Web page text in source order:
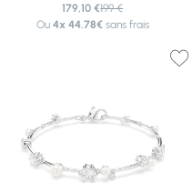
179,10 €199 €
Ou 4x 44.78€sans frais